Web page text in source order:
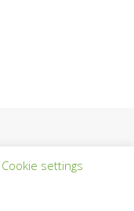
/ Hosting:
Cookie settings